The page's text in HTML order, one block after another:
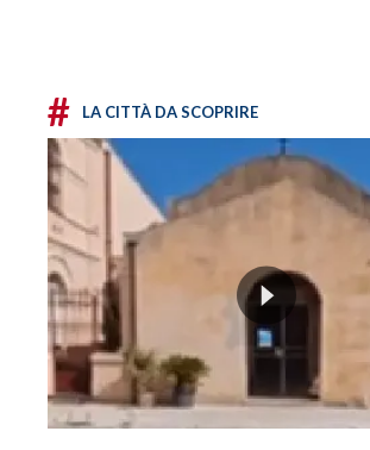
# LA CITTÀ DA SCOPRIRE